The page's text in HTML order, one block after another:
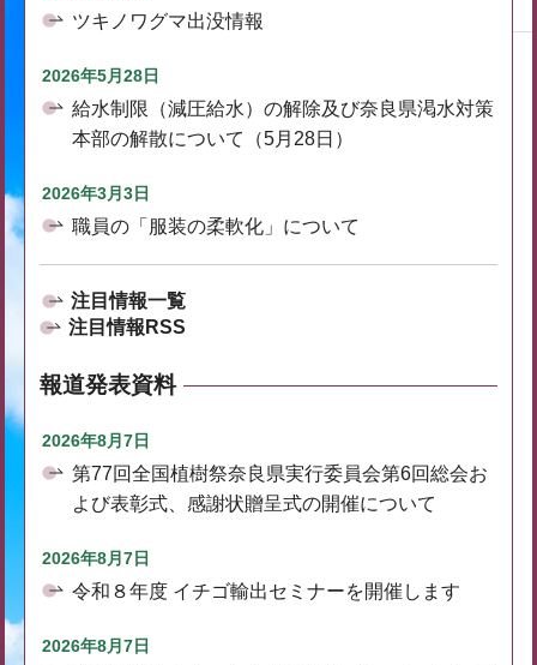
ツキノワグマ出没情報
2026年5月28日
給水制限（減圧給水）の解除及び奈良県渇水対策
本部の解散について（5月28日）
2026年3月3日
職員の「服装の柔軟化」について
注目情報一覧
注目情報RSS
報道発表資料
2026年8月7日
第77回全国植樹祭奈良県実行委員会第6回総会お
よび表彰式、感謝状贈呈式の開催について
2026年8月7日
令和８年度 イチゴ輸出セミナーを開催します
2026年8月7日